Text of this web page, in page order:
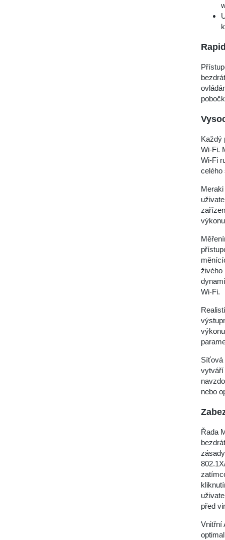
Každý
Wi-Fi.
Wi-Fi
celého
živého
Wi-Fi.
Síťová
vytváří
nebo
Řada
před
Vnitřní